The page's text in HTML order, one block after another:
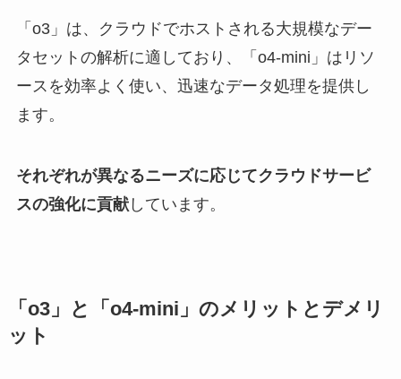
「o3」は、クラウドでホストされる大規模なデー
タセットの解析に適しており、「o4-mini」はリソ
ースを効率よく使い、迅速なデータ処理を提供し
ます。
それぞれが異なるニーズに応じてクラウドサービ
スの強化に貢献しています。
「o3」と「o4-mini」のメリットとデメリ
ット